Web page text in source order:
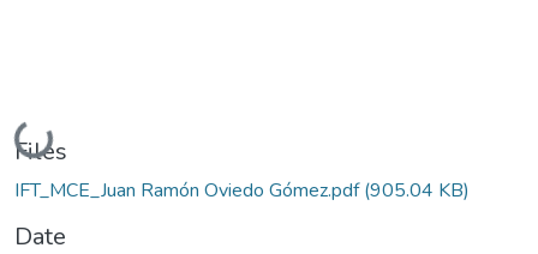
Loading...
Files
IFT_MCE_Juan Ramón Oviedo Gómez.pdf(905.04 KB)
Date